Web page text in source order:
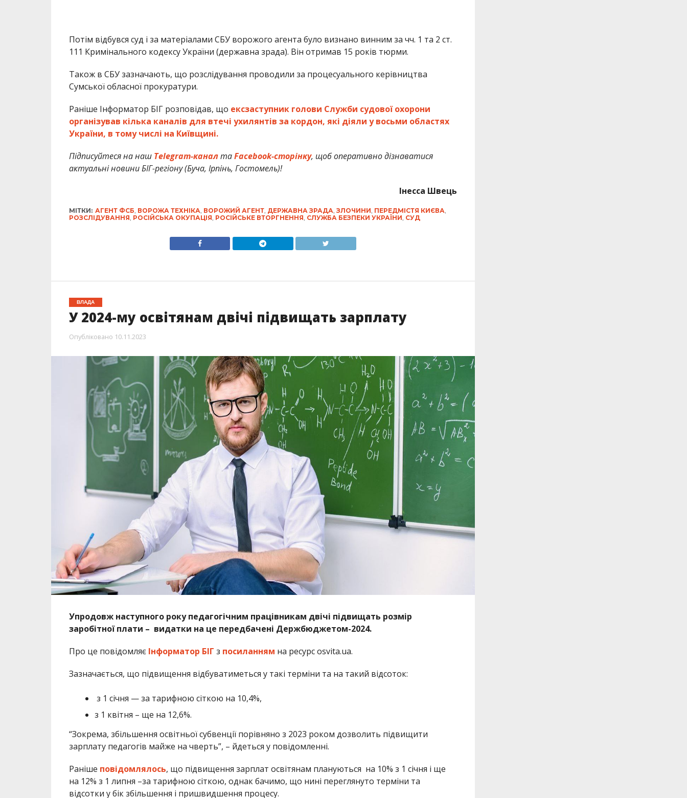
Потім відбувся суд і за матеріалами СБУ ворожого агента було визнано винним за чч. 1 та 2 ст.
111 Кримінального кодексу України (державна зрада). Він отримав 15 років тюрми.
Також в СБУ зазначають, що розслідування проводили за процесуального керівництва
Сумської обласної прокуратури.
Раніше Інформатор БІГ розповідав, що ексзаступник голови Служби судової охорони
організував кілька каналів для втечі ухилянтів за кордон, які діяли у восьми областях
України, в тому числі на Київщині.
Підписуйтеся на наш Telegram-каналтаFacebook-сторінку, щоб оперативно дізнаватися
актуальні новини БІГ-регіону (Буча, Ірпінь, Гостомель)!
Інесса Швець
МІТКИ: АГЕНТ ФСБ, ВОРОЖА ТЕХНІКА, ВОРОЖИЙ АГЕНТ, ДЕРЖАВНА ЗРАДА, ЗЛОЧИНИ, ПЕРЕДМІСТЯ КИЄВА,
РОЗСЛІДУВАННЯ, РОСІЙСЬКА ОКУПАЦІЯ, РОСІЙСЬКЕ ВТОРГНЕННЯ, СЛУЖБА БЕЗПЕКИ УКРАЇНИ, СУД
ВЛАДА
У 2024-му освітянам двічі підвищать зарплату
Опубліковано 10.11.2023
Упродовж наступного року педагогічним працівникам двічі підвищать розмір
заробітної плати – видатки на це передбачені Держбюджетом-2024.
Про це повідомляє Інформатор БІГ з посиланням на ресурс osvita.ua.
Зазначається, що підвищення відбуватиметься у такі терміни та на такий відсоток:
з 1 січня — за тарифною сіткою на 10,4%,
з 1 квітня – ще на 12,6%.
“Зокрема, збільшення освітньої субвенції порівняно з 2023 роком дозволить підвищити
зарплату педагогів майже на чверть”, – йдеться у повідомленні.
Раніше повідомлялось, що підвищення зарплат освітянам плануються на 10% з 1 січня і ще
на 12% з 1 липня –за тарифною сіткою, однак бачимо, що нині переглянуто терміни та
відсотки у бік збільшення і пришвидшення процесу.